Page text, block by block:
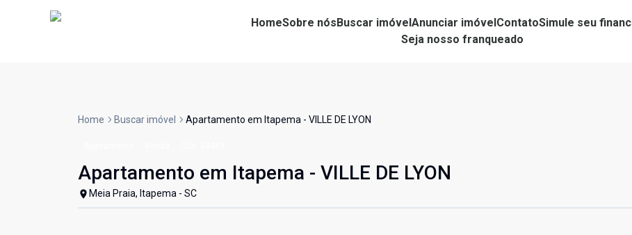
HomeSobre nósBuscar imóvelAnunciar imóvelContatoSimule seu
Seja nosso franqueado
Home Buscar imóvel Apartamento em Itapema - VILLE DE LYON
Apartamento em Itapema - VILLE DE LYON
Meia Praia, Itapema - SC